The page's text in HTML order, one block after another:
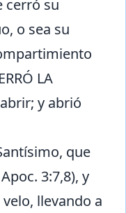
cerró su
o sea su
LA
y abrió
que
3:7,8), y
llevando a